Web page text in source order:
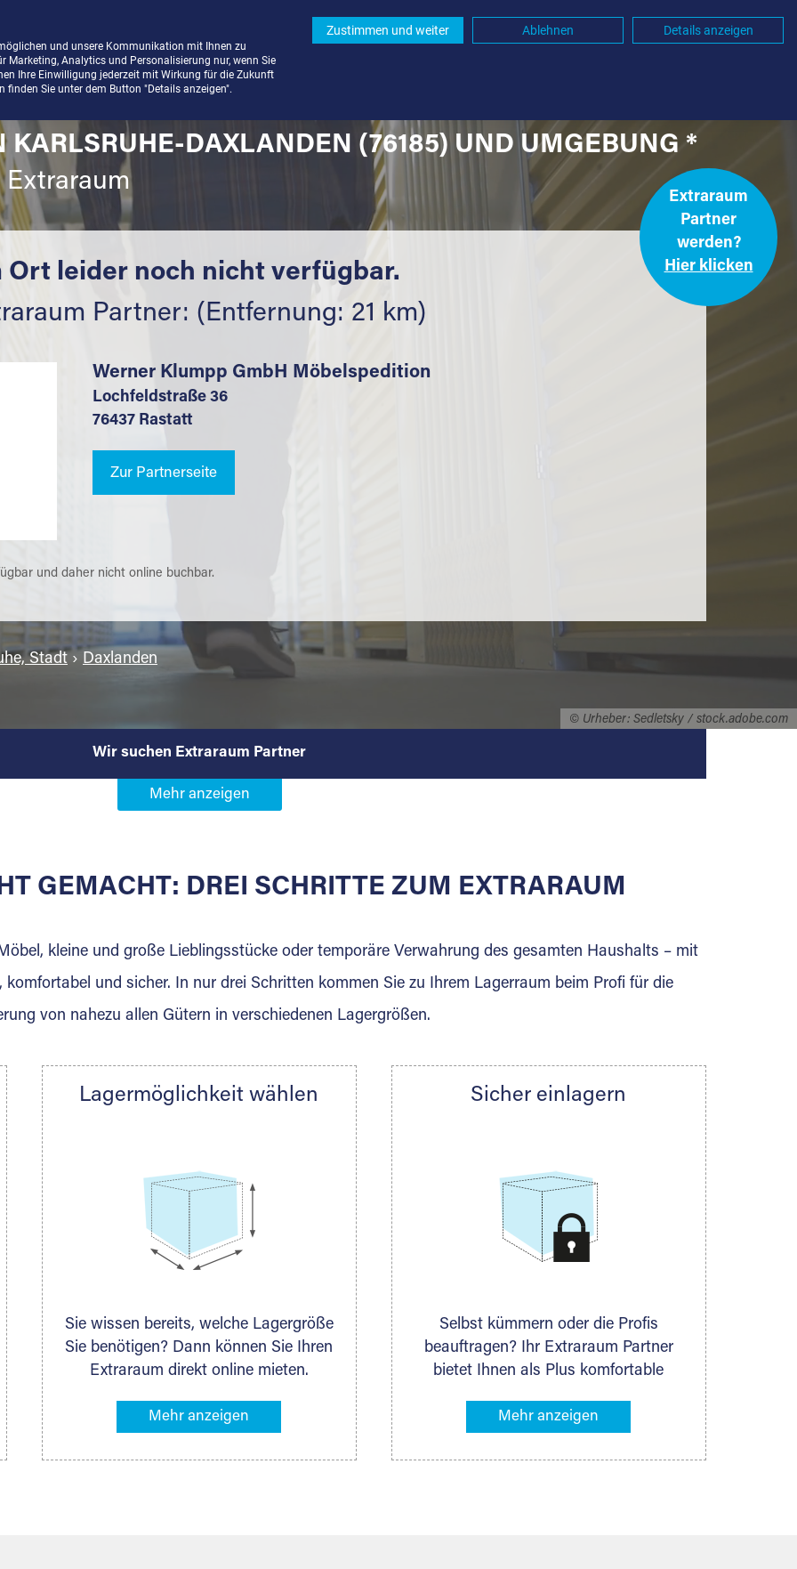
© Urheber: Sedletsky / stock.adobe.com
KARLSRUHE-DAXLANDEN (76185) UND UMGEBUNG *
Extraraum
Partner
werden?
Hier klicken
Ort leider noch nicht verfügbar.
Partner: (Entfernung: 21 km)
Werner Klumpp GmbH Möbelspedition
Lochfeldstraße 36
76437 Rastatt
Zur Partnerseite
und daher nicht online buchbar.
Stadt › Daxlanden
Wir suchen Extraraum Partner
Partner in
für die Einlagerung von Umzugsgut gebaut wurde? Werden Sie jetzt Extraraum Partner und
Ihre Nachricht.
GEMACHT: DREI SCHRITTE ZUM EXTRARAUM
kleine und große Lieblingsstücke oder temporäre Verwahrung des gesamten Haushalts – mit
und sicher. In nur drei Schritten kommen Sie zu Ihrem Lagerraum beim Profi für die
von nahezu allen Gütern in verschiedenen Lagergrößen.
Lagermöglichkeit wählen
Sie wissen bereits, welche Lagergröße
Sie benötigen? Dann können Sie Ihren
Extraraum direkt online mieten.
Lagerliste die entsprechenden
möchten – das Volumen wird sofort
Sicher einlagern
Selbst kümmern oder die Profis
beauftragen? Ihr Extraraum Partner
bietet Ihnen als Plus komfortable
besonders bequem machen. Dazu
Lieferung von Packmaterial sowie
und unsere Kommunikation mit Ihnen zu
Marketing, Analytics und Personalisierung nur, wenn Sie
Ihre Einwilligung jederzeit mit Wirkung für die Zukunft
Sie unter dem Button "Details anzeigen".
Zustimmen und weiter Ablehnen Details anzeigen